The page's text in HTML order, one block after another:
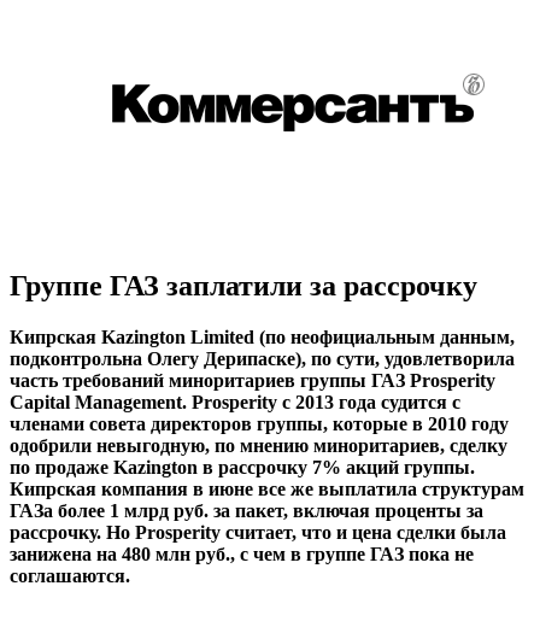
Группе ГАЗ заплатили за рассрочку
Кипрская Kazington Limited (по неофициальным данным,
подконтрольна Олегу Дерипаске), по сути, удовлетворила
часть требований миноритариев группы ГАЗ Prosperity
Capital Management. Prosperity c 2013 года судится с
членами совета директоров группы, которые в 2010 году
одобрили невыгодную, по мнению миноритариев, сделку
по продаже Kazington в рассрочку 7% акций группы.
Кипрская компания в июне все же выплатила структурам
ГАЗа более 1 млрд руб. за пакет, включая проценты за
рассрочку. Но Prosperity считает, что и цена сделки была
занижена на 480 млн руб., с чем в группе ГАЗ пока не
соглашаются.